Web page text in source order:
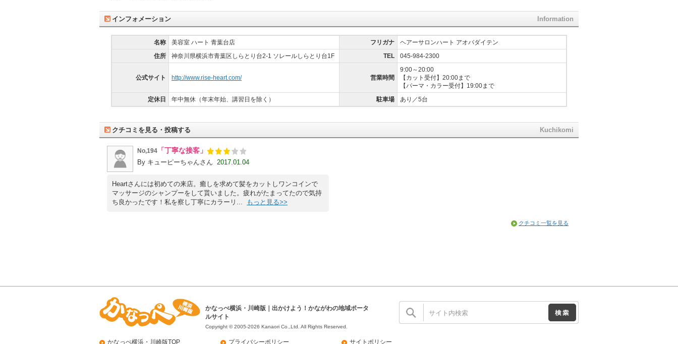
インフォメーション Information
名称 美容室 ハート 青葉台店 フリガナ
ヘアーサロンハート アオバダイテン
住所
神奈川県横浜市青葉区しらとり台2-1 ソレールしらとり台1F TEL 045-984-2300
公式サイト http://www.rise-heart.com/ 営業時間
9:00～20:00
【カット受付】20:00まで
【パーマ・カラー受付】19:00まで
定休日
年中無休（年末年始、講習日を除く） 駐車場 あり／5台
クチコミを見る・投稿する Kuchikomi
No,194 「丁寧な接客」
By キューピーちゃんさん 2017.01.04
Heartさんには初めての来店。癒しを求めて髪をカットしワンコインで
マッサージのシャンプーをして貰いました。疲れがたまってたので気持
ち良かったです！私を察し丁寧にカラーリ...
もっと見る>>
クチコミ一覧を見る
かなっぺ横浜・川崎版｜出かけよう！かながわの地域ポータ
ルサイト
Copyright © 2005-2026 Kanaori Co.,Ltd. All Rights Reserved.
かなっぺ横浜・川崎版TOP プライバシーポリシー サイトポリシー